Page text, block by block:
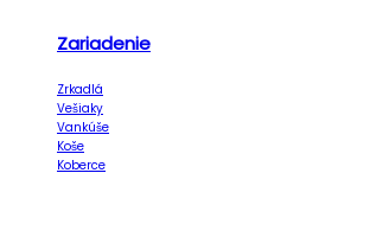
Zariadenie
Zrkadlá
Vešiaky
Vankúše
Koše
Koberce